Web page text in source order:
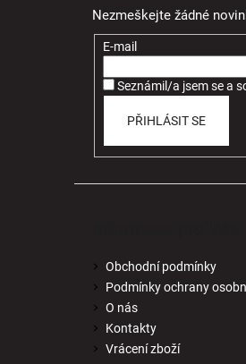
Nezmeškejte žádné
E-mail
Seznámil/a jsem se a
PŘIHLÁSIT SE
Obchodní podmínky
Podmínky ochrany
O nás
Kontakty
Vrácení zboží